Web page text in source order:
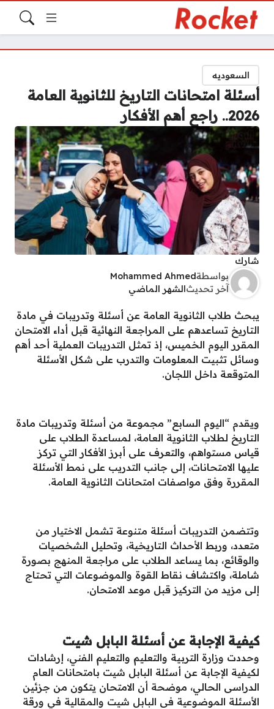
السعوديه
أسئلة امتحانات التاريخ للثانوية العامة
2026.. راجع أهم الأفكار
شارك
بواسطةMohammed Ahmed
آخر تحديث الشهر الماضي
يبحث طلاب الثانوية العامة عن أسئلة وتدريبات في مادة
التاريخ تساعدهم على المراجعة النهائية قبل أداء الامتحان
المقرر اليوم الخميس، إذ تمثل التدريبات العملية أحد أهم
وسائل تثبيت المعلومات والتدرب على شكل الأسئلة
المتوقعة داخل اللجان.
ويقدم “اليوم السابع” مجموعة من أسئلة وتدريبات مادة
التاريخ لطلاب الثانوية العامة، لمساعدة الطلاب على
قياس مستواهم، والتعرف على أبرز الأفكار التي تركز
عليها الامتحانات، إلى جانب التدريب على نمط الأسئلة
المقررة وفق مواصفات امتحانات الثانوية العامة.
وتتضمن التدريبات أسئلة متنوعة تشمل الاختيار من
متعدد، وربط الأحداث التاريخية، وتحليل الشخصيات
والوقائع، بما يساعد الطلاب على مراجعة المنهج بصورة
شاملة، واكتشاف نقاط القوة والموضوعات التي تحتاج
إلى مزيد من التركيز قبل موعد الامتحان.
كيفية الإجابة عن أسئلة البابل شيت
وحددت وزارة التربية والتعليم والتعليم الفني، إرشادات
لكيفية الإجابة عن أسئلة البابل شيت بامتحانات العام
الدراسى الحالي، موضحة أن الامتحان يتكون من جزئين
الأسئلة الموضوعية فى البابل شيت والمقالية في ورقة